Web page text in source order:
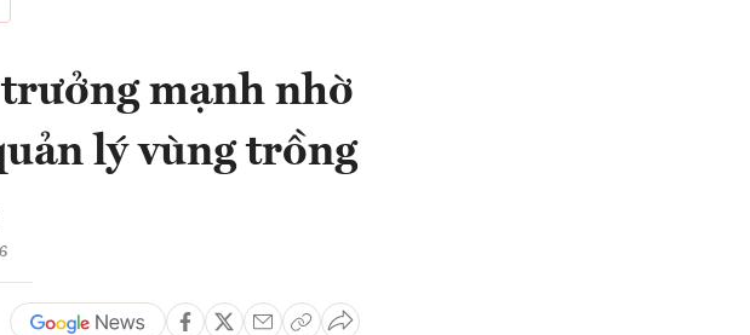
mạnh nhờ
lý vùng trồng